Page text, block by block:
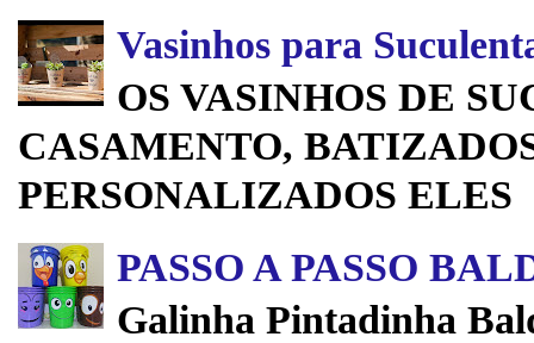
Vasinhos para
OS VASINHOS DE
CASAMENTO,
PERSONALIZADOS
PASSO A PASSO
Galinha Pintadinha